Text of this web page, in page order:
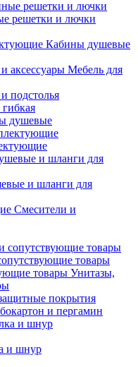
решетки и лючки
Кабины душевые
Мебель для
подстолья
душевые
и шланги для
Смесители и
товары
Унитазы,
покрытия
и пергамин
и шнур